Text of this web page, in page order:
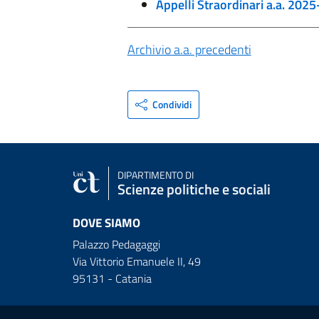
Appelli Straordinari a.a.
Archivio a.a. precedenti
Condividi
DIPARTIMENTO DI
Scienze politiche e sociali
DOVE SIAMO
Palazzo Pedagaggi
Via Vittorio Emanuele II, 49
95131 - Catania